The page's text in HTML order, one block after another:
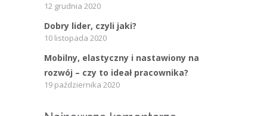
12 grudnia 2020
Dobry lider, czyli jaki?
10 listopada 2020
Mobilny, elastyczny i nastawiony na
rozwój – czy to ideał pracownika?
19 października 2020